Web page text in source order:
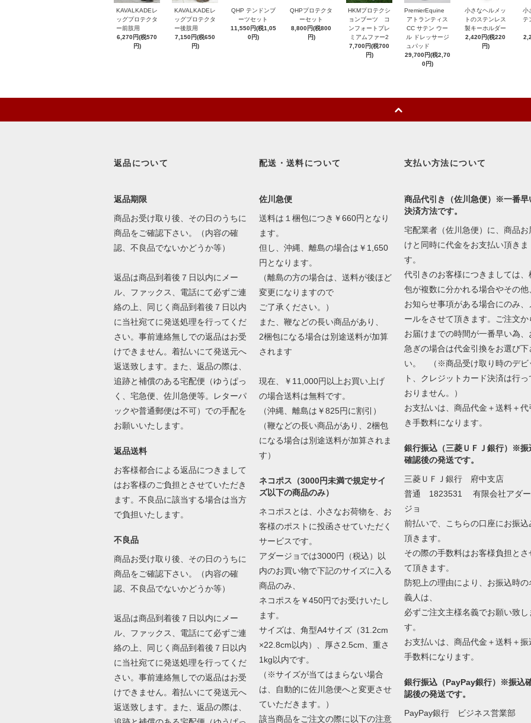
KAVALKADEレ
ッグプロテクタ
ー前肢用
6,270円(税570
円)
KAVALKADEレ
ッグプロテクタ
ー後肢用
7,150円(税650
円)
QHP テンドンブ
ーツセット
11,550円(税1,05
0円)
QHPプロテクタ
ーセット
8,800円(税800
円)
HKMプロテクシ
ョンブーツ コ
ンフォートプレ
ミアムファー2
7,700円(税700
円)
PremierEquine
アトランティス
CC サテン ウー
ル ドレッサージ
ュパッド
29,700円(税2,70
0円)
小さなヘルメッ
トのステンレス
製キーホルダー
2,420円(税220
円)
小
テ
返品について
返品期限
商品お受け取り後、その日のうちに
商品をご確認下さい。（内容の確
認、不良品でないかどうか等）
返品は商品到着後７日以内にメー
ル、ファックス、電話にて必ずご連
絡の上、同じく商品到着後７日以内
に当社宛てに発送処理を行ってくだ
さい。事前連絡無しでの返品はお受
けできません。着払いにて発送元へ
返送致します。また、返品の際は、
追跡と補償のある宅配便（ゆうぱっ
く、宅急便、佐川急便等。レターパ
ックや普通郵便は不可）での手配を
お願いいたします。
返品送料
お客様都合による返品につきまして
はお客様のご負担とさせていただき
ます。不良品に該当する場合は当方
で負担いたします。
不良品
商品お受け取り後、その日のうちに
商品をご確認下さい。（内容の確
認、不良品でないかどうか等）
返品は商品到着後７日以内にメー
ル、ファックス、電話にて必ずご連
絡の上、同じく商品到着後７日以内
に当社宛てに発送処理を行ってくだ
さい。事前連絡無しでの返品はお受
けできません。着払いにて発送元へ
返送致します。また、返品の際は、
配送・送料について
佐川急便
送料は１梱包につき￥660円となり
ます。
但し、沖縄、離島の場合は￥1,650
円となります。
（離島の方の場合は、送料が後ほど
変更になりますので
ご了承ください。）
また、鞭などの長い商品があり、
2梱包になる場合は別途送料が加算
されます
現在、￥11,000円以上お買い上げ
の場合送料は無料です。
（沖縄、離島は￥825円に割引）
（鞭などの長い商品があり、2梱包
になる場合は別途送料が加算されま
す）
ネコポス（3000円未満で規定サイ
ズ以下の商品のみ）
ネコポスとは、小さなお荷物を、お
客様のポストに投函させていただく
サービスです。
アダージョでは3000円（税込）以
内のお買い物で下記のサイズに入る
商品のみ、
ネコポスを￥450円でお受けいたし
ます。
サイズは、角型A4サイズ（31.2cm
×22.8cm以内）、厚さ2.5cm、重さ
1kg以内です。
（※サイズが当てはまらない場合
は、自動的に佐川急便へと変更させ
ていただきます。）
該当商品をご注文の際に以下の注意
支払い方法について
商品代引き（佐川急便）※一番早
決済方法です。
宅配業者（佐川急便）に、商品お
けと同時に代金をお支払い頂きま
す。
代引きのお客様につきましては、
包が複数に分かれる場合やその他
お知らせ事項がある場合にのみ、
ールをさせて頂きます。ご注文か
お届けまでの時間が一番早い為、
急ぎの場合は代金引換をお選び下
い。 （※商品受け取り時のデビ
ト、クレジットカード決済は行っ
おりません。）
お支払いは、商品代金＋送料＋代
き手数料になります。
銀行振込（三菱ＵＦＪ銀行）※振
確認後の発送です。
三菱ＵＦＪ銀行 府中支店
普通 1823531 有限会社アダー
ジョ
前払いで、こちらの口座にお振込
頂きます。
その際の手数料はお客様負担とさ
て頂きます。
防犯上の理由により、お振込時の
義人は、
必ずご注文主様名義でお願い致し
す。
お支払いは、商品代金＋送料＋振
手数料になります。
銀行振込（PayPay銀行）※振込
認後の発送です。
PayPay銀行 ビジネス営業部